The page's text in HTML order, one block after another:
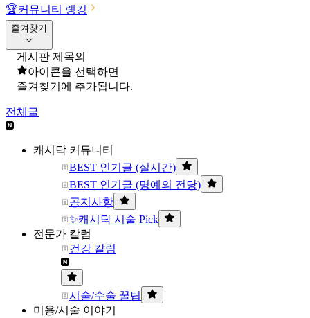
🏆커뮤니티 랭킹
즐겨찾기
게시판 제목의
아이콘을 선택하면
즐겨찾기에 추가됩니다.
전체글
캐시닥 커뮤니티
BEST 인기글 (실시간)
BEST 인기글 (명예의 전당)
공지사항
✨캐시닥 시술 Pick
전문가 칼럼
건강 칼럼
시술/수술 꿀팁
미용/시술 이야기